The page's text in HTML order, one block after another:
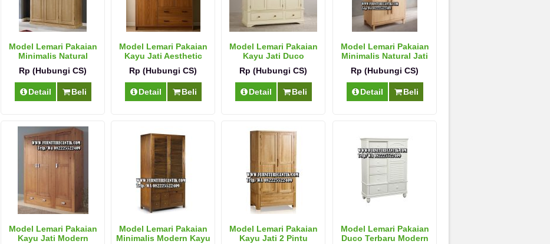
Model Lemari Pakaian
Minimalis Natural
Rp (Hubungi CS)
Detail Beli
Model Lemari Pakaian
Kayu Jati Aesthetic
Rp (Hubungi CS)
Detail Beli
Model Lemari Pakaian
Kayu Jati Duco
Rp (Hubungi CS)
Detail Beli
Model Lemari Pakaian
Minimalis Natural Jati
Rp (Hubungi CS)
Detail Beli
Model Lemari Pakaian
Kayu Jati Modern
Model Lemari Pakaian
Minimalis Modern Kayu
Model Lemari Pakaian
Kayu Jati 2 Pintu
Model Lemari Pakaian
Duco Terbaru Modern